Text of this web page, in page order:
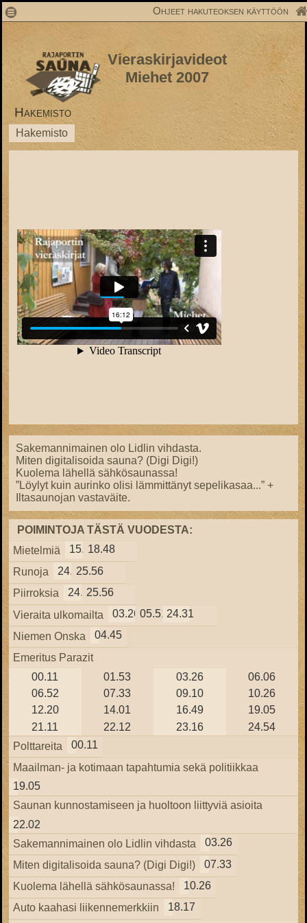
1 Ohjeet hakuteoksen käyttöön
Vieraskirjavideot
Miehet 2007
Hakemisto
Hakemisto
Sakemannimainen olo Lidlin vihdasta.
Miten digitalisoida sauna? (Digi Digi!)
Kuolema lähellä sähkösaunassa!
”Löylyt kuin aurinko olisi lämmittänyt sepelikasaa...” +
Iltasaunojan vastaväite.
POIMINTOJA TÄSTÄ VUODESTA:
Mietelmiä
15.5718.48
Runoja
24.3825.56
Piirroksia
24.3825.56
Vieraita ulkomailta
03.2605.51 24.31
Niemen Onska
04.45
Emeritus Parazit
00.11
01.53 03.26
06.06
06.52
07.33 09.10
10.26
12.20
14.01 16.49
19.05
21.11
22.12 23.16
24.54
Polttareita
00.11
Maailman- ja kotimaan tapahtumia sekä politiikkaa
19.05
Saunan kunnostamiseen ja huoltoon liittyviä asioita
22.02
Sakemannimainen olo Lidlin vihdasta
03.26
Miten digitalisoida sauna? (Digi Digi!)
07.33
Kuolema lähellä sähkösaunassa!
10.26
Auto kaahasi liikennemerkkiin
18.17